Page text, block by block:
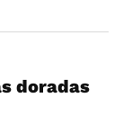
doradas